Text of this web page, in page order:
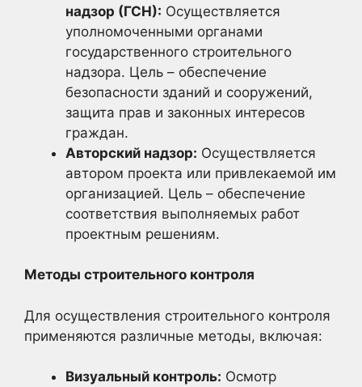
надзор (ГСН): Осуществляется
уполномоченными органами
государственного строительного
надзора. Цель – обеспечение
безопасности зданий и сооружений,
защита прав и законных интересов
граждан.
Авторский надзор: Осуществляется
автором проекта или привлекаемой им
организацией. Цель – обеспечение
соответствия выполняемых работ
проектным решениям.
Методы строительного контроля
Для осуществления строительного контроля
применяются различные методы, включая:
Визуальный контроль: Осмотр